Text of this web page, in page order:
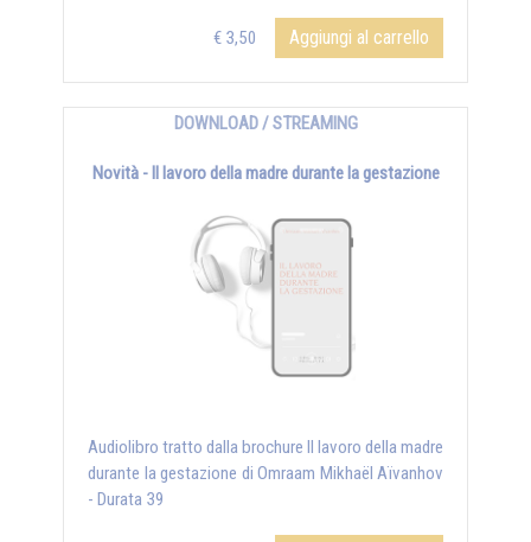
€ 3,50 Aggiungi al carrello
DOWNLOAD / STREAMING
Novità - Il lavoro della madre durante la gestazione
Audiolibro tratto dalla brochure Il lavoro della madre
durante la gestazione di Omraam Mikhaël Aïvanhov
- Durata 39